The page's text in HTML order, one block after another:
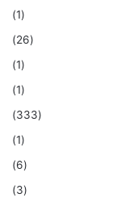
(1)
(26)
(1)
(1)
(333)
(1)
(6)
(3)